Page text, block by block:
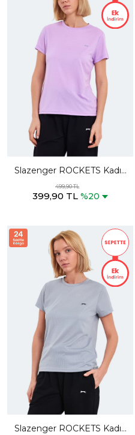
Slazenger ROCKETS Kadın
Lila Tişört
499,90 TL
399,90 TL %20
Slazenger ROCKETS Kadın